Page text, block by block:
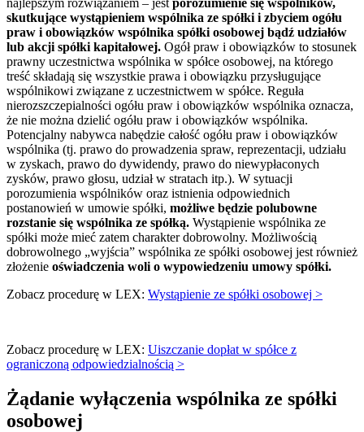
skutkujące wystąpieniem wspólnika ze spółki i zbyciem ogółu
praw i obowiązków wspólnika spółki osobowej bądź udziałów
lub akcji spółki kapitałowej. Ogół praw i obowiązków to stosunek
prawny uczestnictwa wspólnika w spółce osobowej, na którego
treść składają się wszystkie prawa i obowiązku przysługujące
wspólnikowi związane z uczestnictwem w spółce. Reguła
nierozszczepialności ogółu praw i obowiązków wspólnika oznacza,
że nie można dzielić ogółu praw i obowiązków wspólnika.
Potencjalny nabywca nabędzie całość ogółu praw i obowiązków
wspólnika (tj. prawo do prowadzenia spraw, reprezentacji, udziału
w zyskach, prawo do dywidendy, prawo do niewypłaconych
zysków, prawo głosu, udział w stratach itp.). W sytuacji
porozumienia wspólników oraz istnienia odpowiednich
postanowień w umowie spółki, możliwe będzie polubowne
rozstanie się wspólnika ze spółką. Wystąpienie wspólnika ze
spółki może mieć zatem charakter dobrowolny. Możliwością
dobrowolnego „wyjścia” wspólnika ze spółki osobowej jest również
złożenie oświadczenia woli o wypowiedzeniu umowy spółki.
Zobacz procedurę w LEX: Wystąpienie ze spółki osobowej >
Zobacz procedurę w LEX: Uiszczanie dopłat w spółce z
ograniczoną odpowiedzialnością >
Żądanie wyłączenia wspólnika ze spółki
osobowej